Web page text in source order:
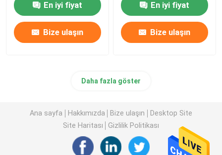
En iyi fiyat
Bize ulaşın
En iyi fiyat
Bize ulaşın
Daha fazla göster
Ana sayfa Hakkımızda Bize ulaşın
Desktop Site
Site Haritası
Gizlilik Politikası